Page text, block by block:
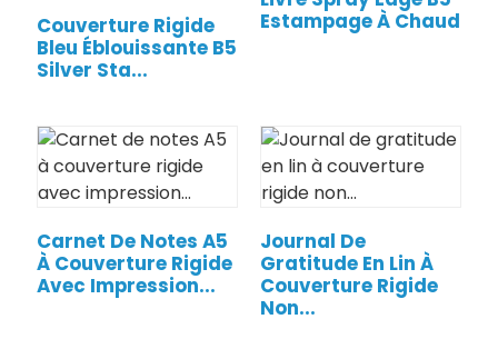
Couverture Rigide
Bleu Éblouissante B5
Silver Sta...
Estampage À Chaud
Carnet De Notes A5
À Couverture Rigide
Avec Impression...
Journal De
Gratitude En Lin À
Couverture Rigide
Non...